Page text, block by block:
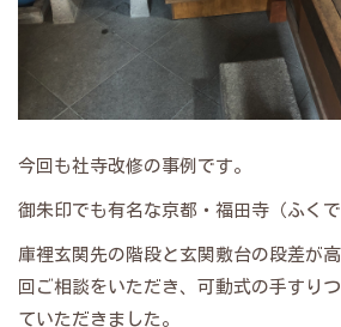
今回も社寺改修の事例です。
御朱印でも有名な京都・福田寺（ふくで
庫裡玄関先の階段と玄関敷台の段差が
回ご相談をいただき、可動式の手すり
ていただきました。